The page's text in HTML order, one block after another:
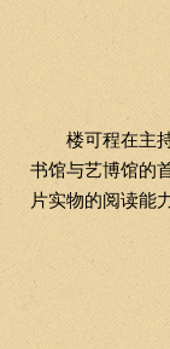
楼可程在主
书馆与艺博馆的
片实物的阅读能力